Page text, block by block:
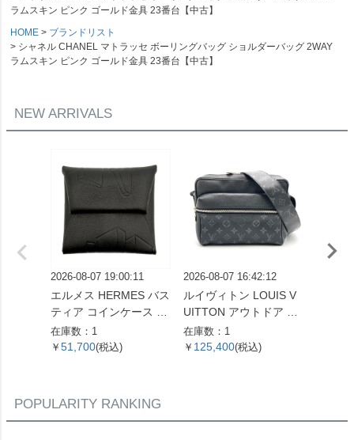
ラムスキン ピンク ゴールド金具 23番台【中古】
HOME
ブランドリスト
シャネル CHANEL マトラッセ ボーリングバッグ ショルダーバッグ 2WAY
ラムスキン ピンク ゴールド金具 23番台【中古】
NEW ARRIVALS
2026-08-07 19:00:11
エルメス HERMES バス
ティア コインケース ス
イフト X刻印 ノワール
THE NATURE OF MEN
在庫数：1
￥ 51,700(税込)
2026-08-07 16:42:12
ルイヴィトン LOUIS V
UITTON アウトドア メ
ッセンジャー PM ショ
ルダーバッグ タイガ ラ
在庫数：1
￥ 125,400(税込)
POPULARITY RANKING